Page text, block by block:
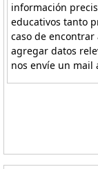
información
educativos tanto
caso de
agregar datos
nos envíe un mail